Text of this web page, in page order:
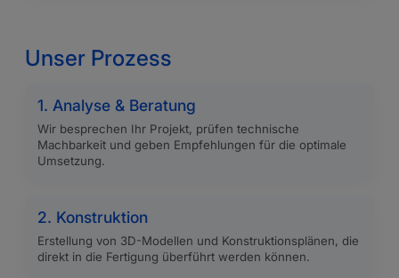
Unser Prozess
1. Analyse & Beratung
Wir besprechen Ihr Projekt, prüfen technische
Machbarkeit und geben Empfehlungen für die optimale
Umsetzung.
2. Konstruktion
Erstellung von 3D-Modellen und Konstruktionsplänen, die
direkt in die Fertigung überführt werden können.